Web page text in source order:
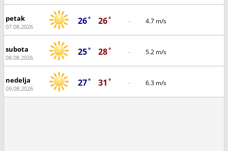
petak
07.08.2026
26˚ 26˚ – 4.7 m/s
subota
08.08.2026
25˚ 28˚ – 5.2 m/s
nedelja
09.08.2026
27˚ 31˚ – 6.3 m/s